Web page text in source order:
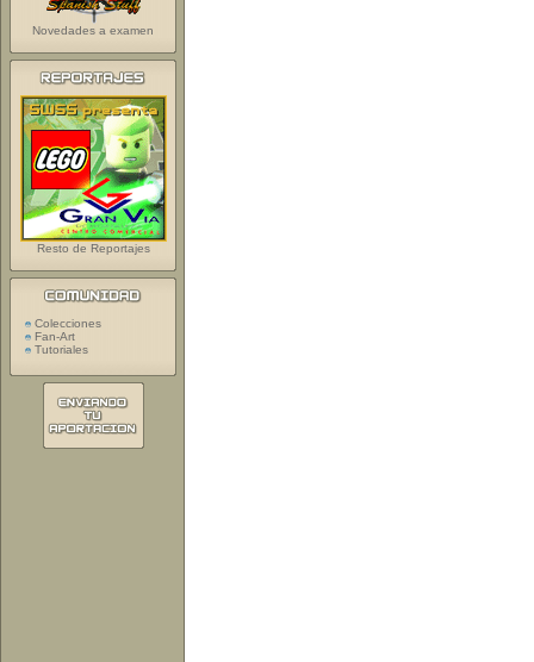
Novedades a examen
Resto de Reportajes
Colecciones
Fan-Art
Tutoriales